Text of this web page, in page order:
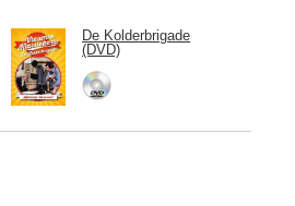
De Kolderbrigade
(DVD)